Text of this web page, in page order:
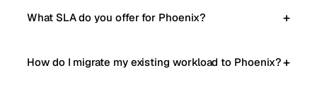
What SLA do you offer for Phoenix?
How do I migrate my existing workload to Phoenix?